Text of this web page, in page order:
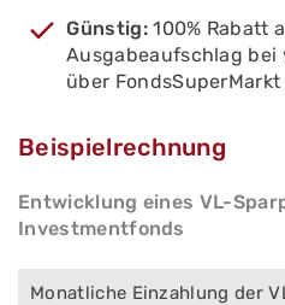
Günstig:100% Rabatt
Ausgabeaufschlag bei
über FondsSuperMarkt
Beispielrechnung
Entwicklung eines VL-
Investmentfonds
Monatliche Einzahlung der